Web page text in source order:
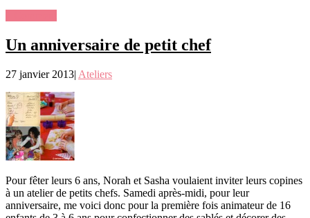
Un anniversaire de petit chef
27 janvier 2013| Ateliers
Pour fêter leurs 6 ans, Norah et Sasha voulaient inviter leurs copines
à un atelier de petits chefs. Samedi après-midi, pour leur
anniversaire, me voici donc pour la première fois animateur de 16